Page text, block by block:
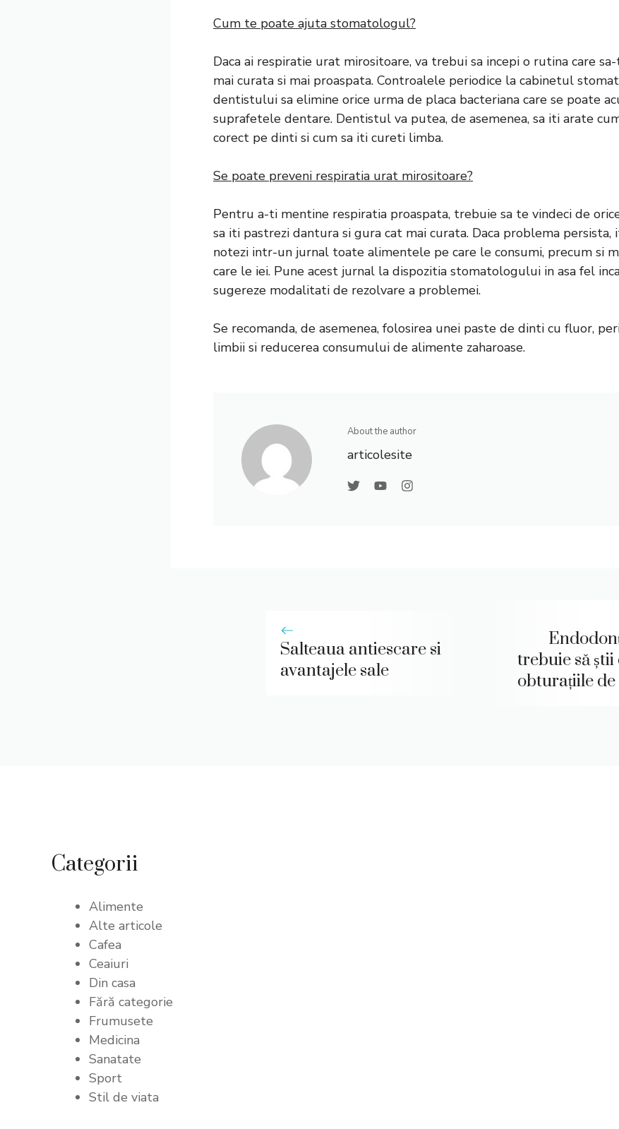
Cum te poate ajuta stomatologul?
Daca ai respiratie urat mirositoare, va trebui sa incepi o rutina care
mai curata si mai proaspata. Controalele periodice la cabinetul
dentistului sa elimine orice urma de placa bacteriana care se poate
suprafetele dentare. Dentistul va putea, de asemenea, sa iti arate
corect pe dinti si cum sa iti cureti limba.
Se poate preveni respiratia urat mirositoare?
Pentru a-ti mentine respiratia proaspata, trebuie sa te vindeci de
sa iti pastrezi dantura si gura cat mai curata. Daca problema persista,
notezi intr-un jurnal toate alimentele pe care le consumi, precum si
care le iei. Pune acest jurnal la dispozitia stomatologului in asa fel
sugereze modalitati de rezolvare a problemei.
Se recomanda, de asemenea, folosirea unei paste de dinti cu fluor,
limbii si reducerea consumului de alimente zaharoase.
About the author
articolesite
Salteaua antiescare si
avantajele sale
trebuie să știi
obturațiile de
Categorii
Alimente
Alte articole
Cafea
Ceaiuri
Din casa
Fără categorie
Frumusete
Medicina
Sanatate
Sport
Stil de viata